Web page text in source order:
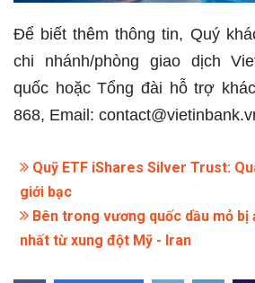
Để biết thêm thông tin, Quý
chi nhánh/phòng giao dịch
quốc hoặc Tổng đài hỗ trợ
868, Email:
Quỹ ETF iShares Silver Trust:
giới bạc
Bên trong vương quốc dầu mỏ bị
nhất từ xung đột Mỹ - Iran